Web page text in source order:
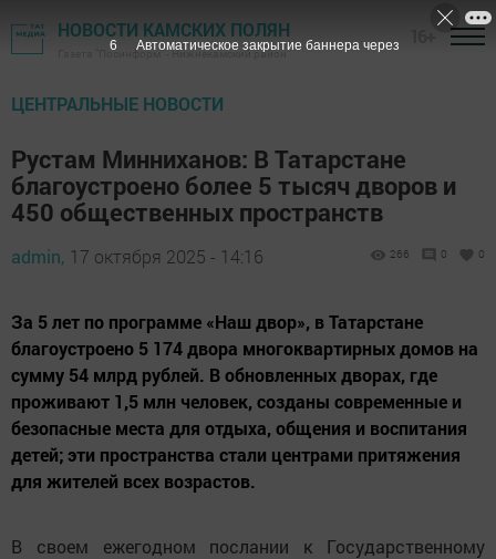
НОВОСТИ КАМСКИХ ПОЛЯН
Газета "Посинформ" - Нижнекамский район
ЦЕНТРАЛЬНЫЕ НОВОСТИ
Рустам Минниханов: В Татарстане
благоустроено более 5 тысяч дворов и
450 общественных пространств
admin, 17 октября 2025 - 14:16 266 0 0
За 5 лет по программе «Наш двор», в Татарстане
благоустроено 5 174 двора многоквартирных домов на
сумму 54 млрд рублей. В обновленных дворах, где
проживают 1,5 млн человек, созданы современные и
безопасные места для отдыха, общения и воспитания
детей; эти пространства стали центрами притяжения
для жителей всех возрастов.
В своем ежегодном послании к Государственному
5 Автоматическое закрытие баннера через